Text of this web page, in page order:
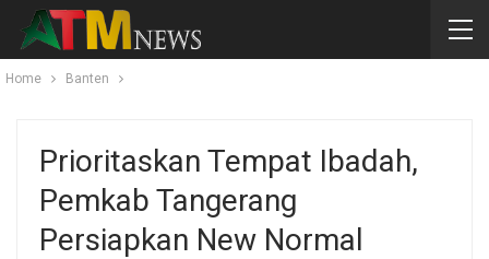
Home Banten
Prioritaskan Tempat Ibadah,
Pemkab Tangerang
Persiapkan New Normal